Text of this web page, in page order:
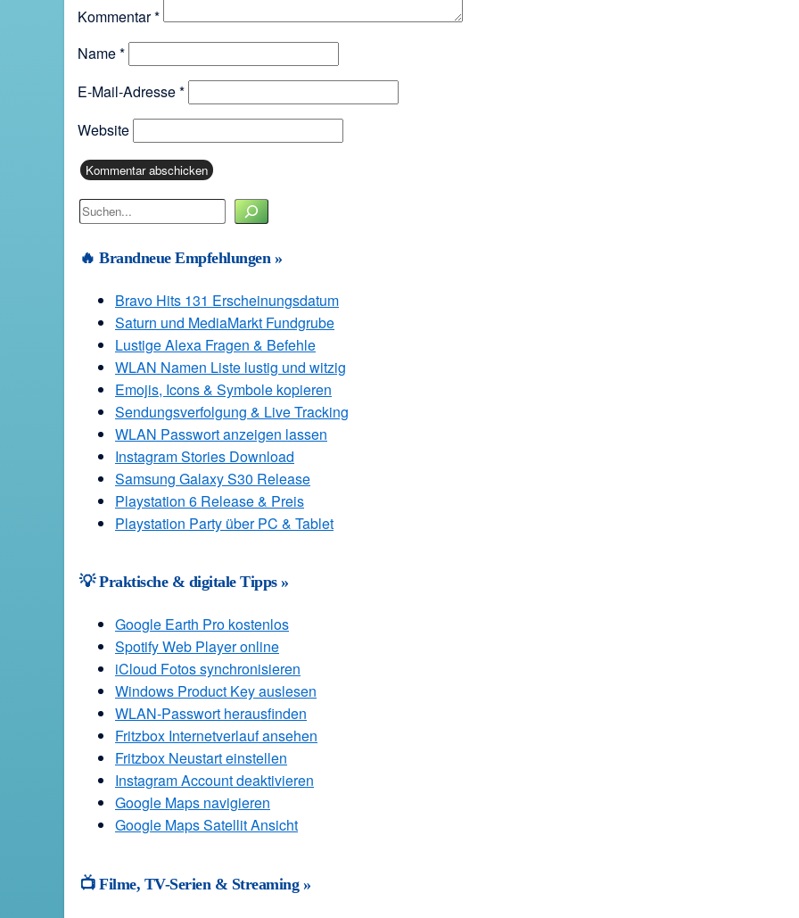
Kommentar*
Name*
E-Mail-Adresse*
Website
Suchen
🔥 Brandneue Empfehlungen »
Bravo Hits 131 Erscheinungsdatum
Saturn und MediaMarkt Fundgrube
Lustige Alexa Fragen & Befehle
WLAN Namen Liste lustig und witzig
Emojis, Icons & Symbole kopieren
Sendungsverfolgung & Live Tracking
WLAN Passwort anzeigen lassen
Instagram Stories Download
Samsung Galaxy S30 Release
Playstation 6 Release & Preis
Playstation Party über PC & Tablet
💡 Praktische & digitale Tipps »
Google Earth Pro kostenlos
Spotify Web Player online
iCloud Fotos synchronisieren
Windows Product Key auslesen
WLAN-Passwort herausfinden
Fritzbox Internetverlauf ansehen
Fritzbox Neustart einstellen
Instagram Account deaktivieren
Google Maps navigieren
Google Maps Satellit Ansicht
📺 Filme, TV-Serien & Streaming »